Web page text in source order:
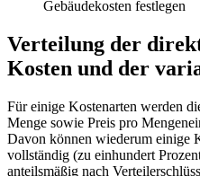
Gebäudekosten festlegen
Verteilung der
Kosten und der
Für einige Kostenarten werden
Menge sowie Preis pro
Davon können wiederum einige
vollständig (zu einhundert
anteilsmäßig nach